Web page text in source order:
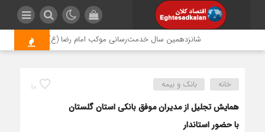
شانزدهمین سال خدمت‌رسانی موکب امام رضا (ع) پتروشیمی
10 خانه بانک و بیمه
همایش تجلیل از مدیران موفق بانکی استان گلستان
با حضور استاندار